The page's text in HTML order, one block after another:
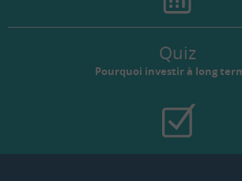
Quiz
Pourquoi investir à long